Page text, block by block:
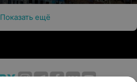
Показать ещё